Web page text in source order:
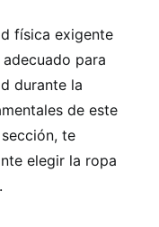
física exigente
para
durante la
de este
te
elegir la ropa